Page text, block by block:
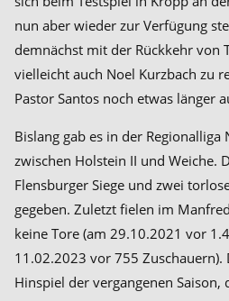
nun aber wieder zur Verfügung
demnächst mit der Rückkehr von
vielleicht auch Noel Kurzbach zu
Pastor Santos noch etwas länger
Bislang gab es in der Regionalliga
zwischen Holstein II und Weiche.
Flensburger Siege und zwei
gegeben. Zuletzt fielen im
keine Tore (am 29.10.2021 vor
11.02.2023 vor 755 Zuschauern).
Hinspiel der vergangenen Saison,